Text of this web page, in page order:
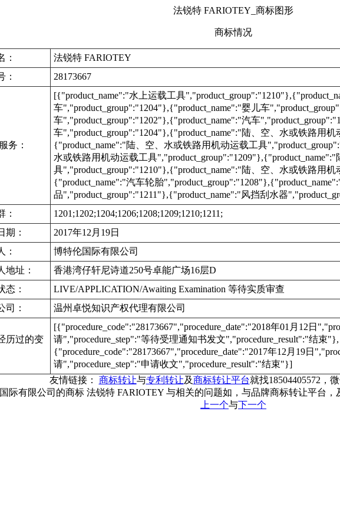
法锐特 FARIOTEY_商标图形
商标情况
：
法锐特 FARIOTEY
：
28173667
务：
[{"product_name":"水上运载工具
车","product_group":"1204"},{"product_name":"婴儿车
车","product_group":"1202"},{"product_name":"汽车
车","product_group":"1204"},{"product_name":"陆、空、水或铁路用
{"product_name":"陆、空、水或铁路用机动运载工具
水或铁路用机动运载工具
具","product_group":"1210"},{"product_name":"陆、空、水或铁路用
{"product_name":"汽车轮胎
品","product_group":"1211"},{"product_name":"风挡刮水器
：
1201;1202;1204;1206;1208;1209;1210;1211;
期：
2017年12月19日
：
博特伦国际有限公司
地址：
香港湾仔轩尼诗道250号卓能广场16层D
态：
LIVE/APPLICATION/Awaiting Examination 等待实质审查
司：
温州卓悦知识产权代理有限公司
历过的变
[{"procedure_code":"28173667","procedure_date":"2018年01月12日
请","procedure_step":"等待受理通知书发文","procedure_result":"结束"},
{"procedure_code":"28173667","procedure_date":"2017年12月19日
请","procedure_step":"申请收文","procedure_result":"结束"}]
友情链接： 商标转让与专利转让及商标转让平台就找18504405572，
际有限公司的商标 法锐特 FARIOTEY 与相关的问题如，与品牌商标转让平台
上一个与下一个